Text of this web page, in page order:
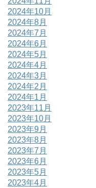
2024年10月
2024年8月
2024年7月
2024年6月
2024年5月
2024年4月
2024年3月
2024年2月
2024年1月
2023年11月
2023年10月
2023年9月
2023年8月
2023年7月
2023年6月
2023年5月
2023年4月